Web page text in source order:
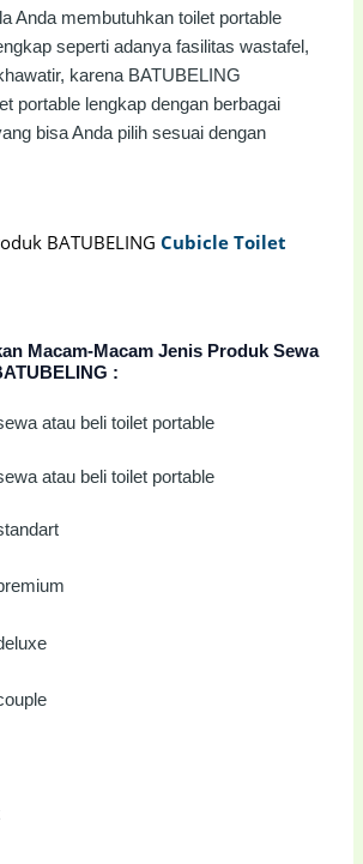
Anda membutuhkan toilet portable
seperti adanya fasilitas wastafel,
karena BATUBELING
portable lengkap dengan berbagai
bisa Anda pilih sesuai dengan
BATUBELINGCubicle Toilet
Macam-Macam Jenis Produk Sewa
: